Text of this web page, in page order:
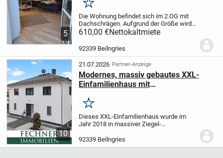
5
Merken
Die Wohnung befindet sich im 2.OG mit
Dachschrägen. Aufgrund der Größe wird
die Wohnung nur an eine Person
610,00 €Nettokaltmiete
92339 Beilngries
10
21.07.2026 Partner-Anzeige
Modernes, massiv gebautes XXL-
Einfamilienhaus mit
Doppelgarage u.v.m.
Merken
Dieses XXL-Einfamilienhaus wurde im
Jahr 2018 in massiver Ziegel-
42,5cm starken Außenmauerwerks
erreicht das Haus die
92339 Beilngries